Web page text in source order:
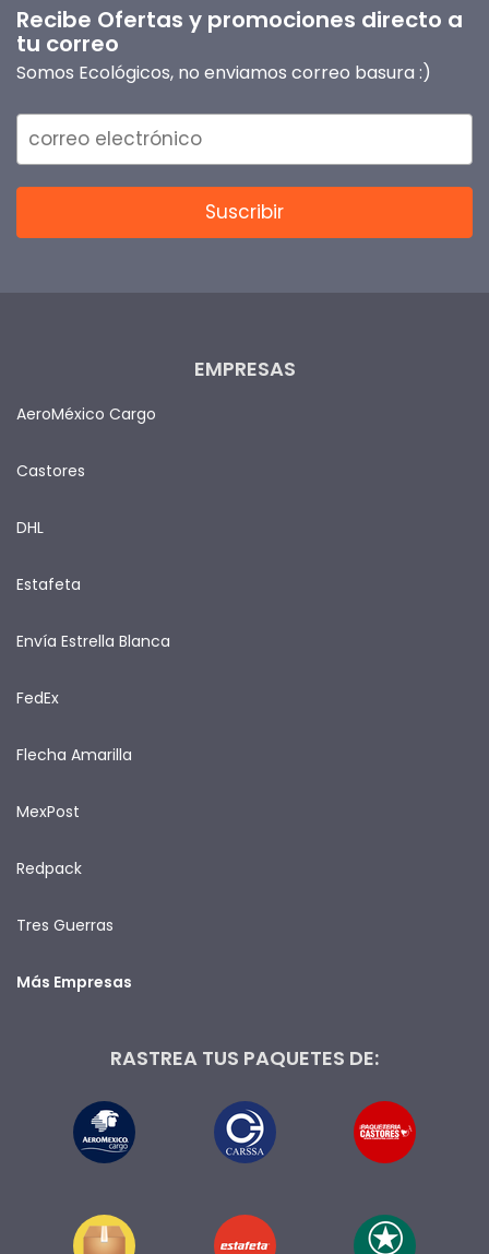
Recibe Ofertas y promociones directo a
tu correo
Somos Ecológicos, no enviamos correo basura :)
EMPRESAS
AeroMéxico Cargo
Castores
DHL
Estafeta
Envía Estrella Blanca
FedEx
Flecha Amarilla
MexPost
Redpack
Tres Guerras
Más Empresas
RASTREA TUS PAQUETES DE: